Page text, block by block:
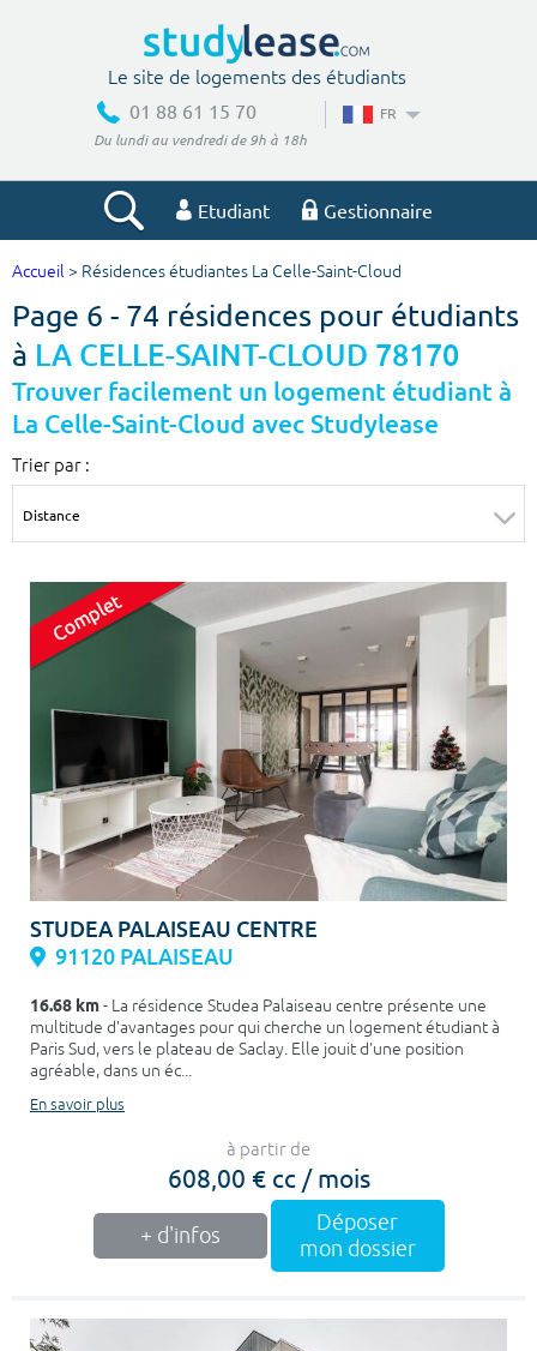
Le site de logements des étudiants
01 88 61 15 70
Du lundi au vendredi de 9h à 18h
FR
Etudiant Gestionnaire
Votre recherche
Ville, école
m² m²
Colocation
Votre date d'entrée
Chercher
Accueil > Résidences étudiantes La Celle-Saint-Cloud
Page 6 - 74 résidences pour étudiants
à LA CELLE-SAINT-CLOUD 78170
Trouver facilement un logement étudiant à
La Celle-Saint-Cloud avec Studylease
Trier par :
STUDEA PALAISEAU CENTRE
91120 PALAISEAU
16.68 km- La résidence Studea Palaiseau centre présente une
multitude d'avantages pour qui cherche un logement étudiant à
Paris Sud, vers le plateau de Saclay. Elle jouit d'une position
agréable, dans un éc...
En savoir plus
à partir de
608,00 € cc / mois
+ d'infos
Déposer
mon dossier